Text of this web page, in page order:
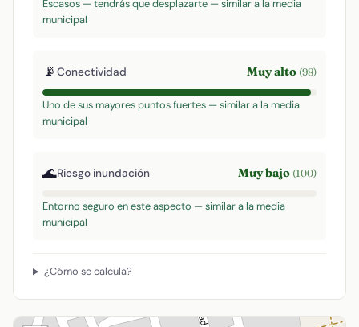
Escasos — tendrás que desplazarte — similar a la media
municipal
📡Conectividad Muy alto (98)
Uno de sus mayores puntos fuertes — similar a la media
municipal
🌊Riesgo inundación Muy bajo (100)
Entorno seguro en este aspecto — similar a la media
municipal
¿Cómo se calcula?